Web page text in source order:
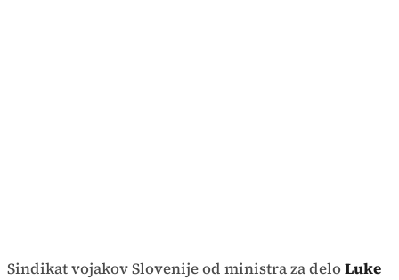
Sindikat vojakov Slovenije od ministra za deloLuke